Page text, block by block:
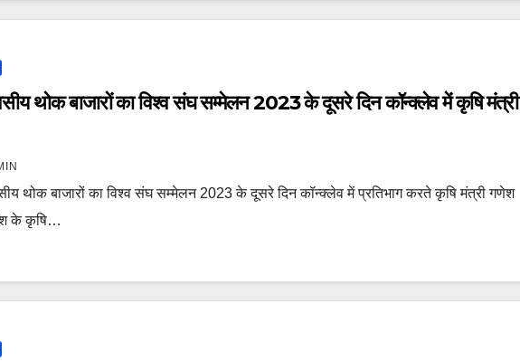
थोक बाजारों का विश्व संघ सम्मेलन 2023 के दूसरे दिन कॉन्क्लेव में कृषि मंत्री
थोक बाजारों का विश्व संघ सम्मेलन 2023 के दूसरे दिन कॉन्क्लेव में प्रतिभाग करते कृषि मंत्री गणेश
के कृषि…